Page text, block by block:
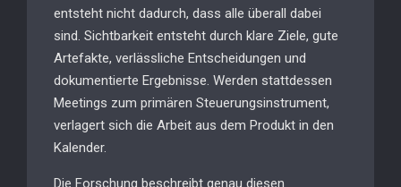
entsteht nicht dadurch, dass alle überall dabei
sind. Sichtbarkeit entsteht durch klare Ziele, gute
Artefakte, verlässliche Entscheidungen und
dokumentierte Ergebnisse. Werden stattdessen
Meetings zum primären Steuerungsinstrument,
verlagert sich die Arbeit aus dem Produkt in den
Kalender.
Die Forschung beschreibt genau diesen